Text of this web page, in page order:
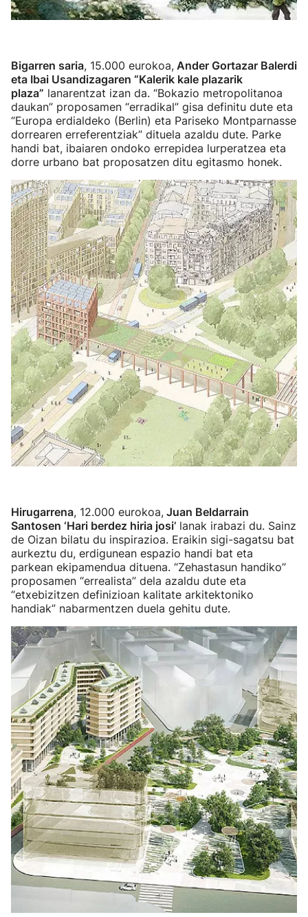
Bigarren saria, 15.000 eurokoa, Ander Gortazar Balerdi
eta Ibai Usandizagaren “Kalerik kale plazarik
plaza” lanarentzat izan da. “Bokazio metropolitanoa
daukan” proposamen “erradikal” gisa definitu dute eta
“Europa erdialdeko (Berlin) eta Pariseko Montparnasse
dorrearen erreferentziak” dituela azaldu dute. Parke
handi bat, ibaiaren ondoko errepidea lurperatzea eta
dorre urbano bat proposatzen ditu egitasmo honek.
Hirugarrena, 12.000 eurokoa, Juan Beldarrain
Santosen ‘Hari berdez hiria josi’ lanak irabazi du. Sainz
de Oizan bilatu du inspirazioa. Eraikin sigi-sagatsu bat
aurkeztu du, erdigunean espazio handi bat eta
parkean ekipamendua dituena. “Zehastasun handiko”
proposamen “errealista” dela azaldu dute eta
“etxebizitzen definizioan kalitate arkitektoniko
handiak” nabarmentzen duela gehitu dute.